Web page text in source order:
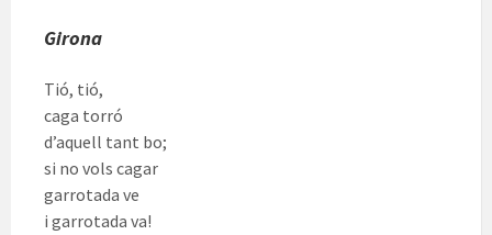
Girona
Tió, tió,
caga torró
d’aquell tant bo;
si no vols cagar
garrotada ve
i garrotada va!